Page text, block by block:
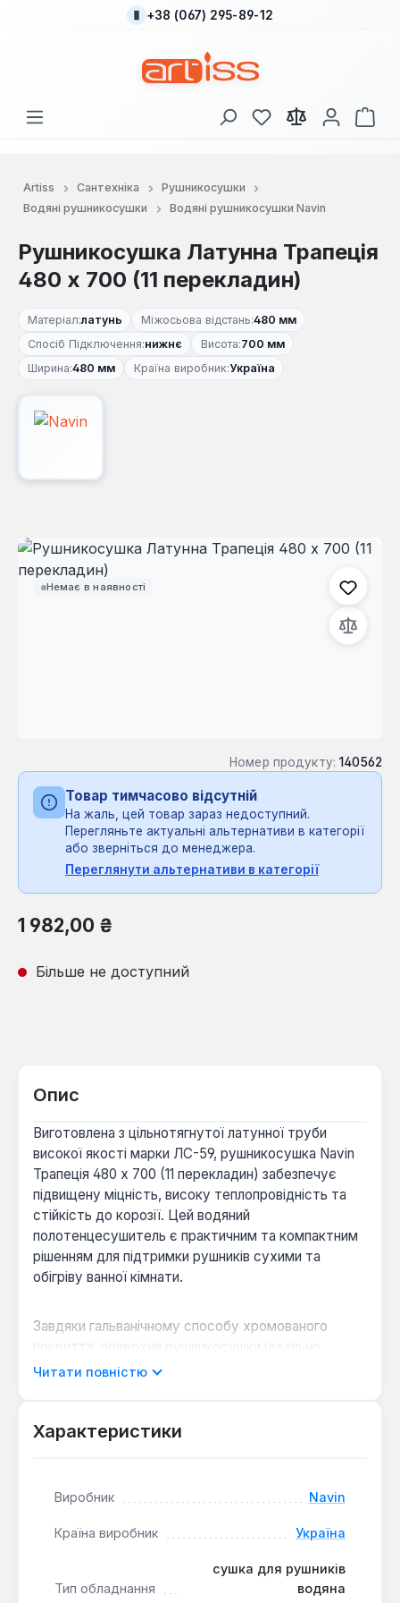
Перейти до основного вмісту
+38 (067) 295-89-12
У вас є 0 у списку
Artiss Сантехніка
Рушникосушки
Водяні рушникосушки
Водяні рушникосушки Navin
Рушникосушка Латунна Трапеція
480 х 700 (11 перекладин)
Матеріал:латунь Міжосьова відстань:480 мм
Спосіб Підключення:нижнє Висота:700 мм
Ширина:480 мм Країна виробник:Україна
Немає в наявності
Пропустити галерею зображень
Номер продукту: 140562
Товар тимчасово відсутній
На жаль, цей товар зараз недоступний.
Перегляньте актуальні альтернативи в категорії
або зверніться до менеджера.
Переглянути альтернативи в категорії
Звичайна ціна:
1 982,00 ₴
Більше не доступний
Опис
Виготовлена з цільнотягнутої латунної труби
високої якості марки ЛС-59, рушникосушка Navin
Трапеція 480 х 700 (11 перекладин) забезпечує
підвищену міцність, високу теплопровідність та
стійкість до корозії. Цей водяний
полотенцесушитель є практичним та компактним
рішенням для підтримки рушників сухими та
обігріву ванної кімнати.
Завдяки гальванічному способу хромованого
покриття, поверхня рушникосушки ідеально
гладка, а її первісний вигляд та блиск зберігаються
кількість текстилю. Підключення до системи
до 9 бар гарантує надійну експлуатацію.
Висока теплова ефективність:Латунний
матеріал та конструкція забезпечують швидке
та ефективне нагрівання, сприяючи
Читати повністю
Характеристики
Виробник Navin
Країна виробник Україна
Тип обладнання
сушка для рушників
водяна